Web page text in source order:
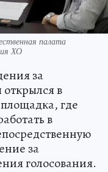
палата
ХО
за
в
где
в
за
голосования.